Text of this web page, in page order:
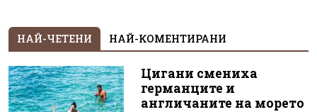
НАЙ-ЧЕТЕНИ НАЙ-КОМЕНТИРАНИ
Цигани смениха
германците и
англичаните на морето